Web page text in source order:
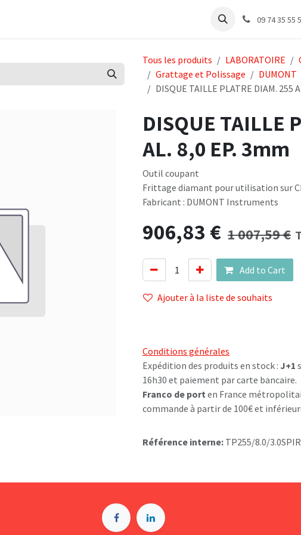
Support09 74 35 55
Tous les produits LABORATOIRE
Grattage et Polissage
DUMONT
DISQUE TAILLE PLATRE DIAM. 255
DISQUE TAILLE
AL. 8,0 EP. 3mm
Outil coupant
Frittage diamant pour utilisation sur
Fabricant : DUMONT Instruments
906,83 € 1 007,59€
Add to Cart
Ajouter à la liste de souhaits
Conditions générales
Expédition des produits en stock : J+1
16h30 et paiement par carte bancaire.
Franco de port en France
commande à partir de 100€ et
Référence interne: TP255/8.0/